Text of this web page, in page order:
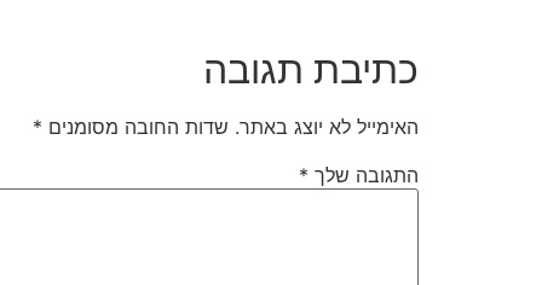
כתיבת תגובה
האימייל לא יוצג באתר. שדות החובה מסומנים *
התגובה שלך *